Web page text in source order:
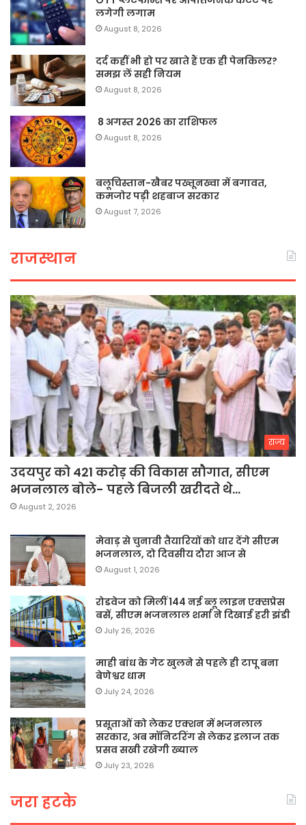
लगेगी लगाम
August 8, 2026
दर्द कहीं भी हो पर खाते हैं एक ही पेनकिलर?
समझ लें सही नियम
August 8, 2026
8 अगस्त 2026 का राशिफल
August 8, 2026
बलूचिस्तान-खैबर पख्तूनख्वा में बगावत,
कमजोर पड़ी शहबाज सरकार
August 7, 2026
राजस्थान
राज्य
उदयपुर को 421 करोड़ की विकास सौगात, सीएम
भजनलाल बोले- पहले बिजली खरीदते थे…
August 2, 2026
मेवाड़ से चुनावी तैयारियों को धार देंगे सीएम
भजनलाल, दो दिवसीय दौरा आज से
August 1, 2026
रोडवेज को मिलीं 144 नई ब्लू लाइन एक्सप्रेस
बसें, सीएम भजनलाल शर्मा ने दिखाई हरी झंडी
July 26, 2026
माही बांध के गेट खुलने से पहले ही टापू बना
बेणेश्वर धाम
July 24, 2026
प्रसूताओं को लेकर एक्शन में भजनलाल
सरकार, अब मॉनिटरिंग से लेकर इलाज तक
प्रसव सखी रखेगी ख्याल
July 23, 2026
जरा हटके